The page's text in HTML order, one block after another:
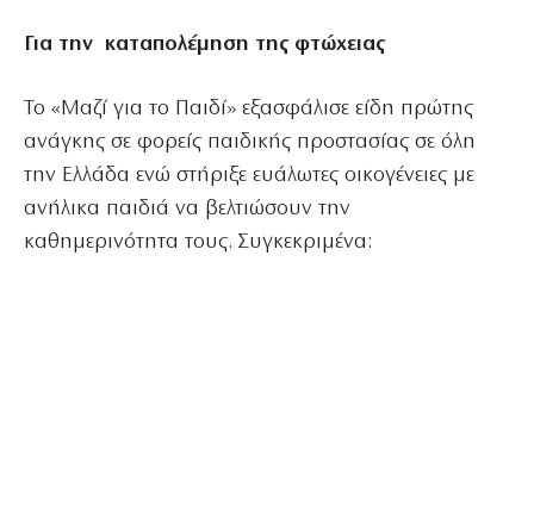
Για την καταπολέμηση της φτώχειας
Το «Μαζί για το Παιδί» εξασφάλισε είδη πρώτης
ανάγκης σε φορείς παιδικής προστασίας σε όλη
την Ελλάδα ενώ στήριξε ευάλωτες οικογένειες με
ανήλικα παιδιά να βελτιώσουν την
καθημερινότητα τους. Συγκεκριμένα: